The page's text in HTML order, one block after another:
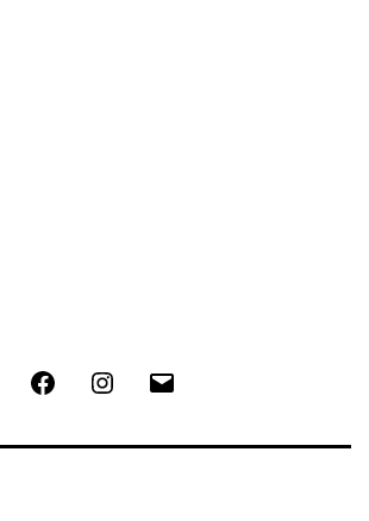
FacebookInstagram